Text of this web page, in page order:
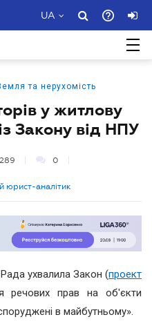
UA
та нерухомість
у житлову
Закону від НПУ
0
юрист-аналітик
ухвалила Закон (проект
речових прав на об'єкти
в майбутньому».